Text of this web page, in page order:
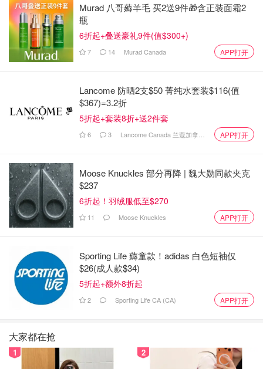
铁塔下方的特罗卡德罗花园设立了一个冠军公园，每天
17:30至19:00会组织各种表演和活动，为前一天获得奖牌的
运动员的出色表现而喝彩，所有奖牌获得者将首次受邀与数
千名粉丝见面。这里还将搭建三项铁人赛、公路自行车赛以
众带来更好的观赛体验。
大皇宫
Murad 八哥薅羊毛 买2送9件🎁含正装面霜2
瓶
6折起+叠送豪礼9件(值$300+)
7 14 Murad Canada APP打开
Lancome 防晒2支$50 菁纯水套装$116(值
$367)=3.2折
5折起+套装8折+送2件套
6 3 Lancome Canada 兰蔻加拿大官网 APP打开
Moose Knuckles 部分再降 | 魏大勋同款夹克
$237
6折起！羽绒服低至$270
11 Moose Knuckles APP打开
Sporting Life 薅童款！adidas 白色短袖仅
$26(成人款$34)
5折起+额外8折起
2 Sporting Life CA (CA) APP打开
大家都在抢
1 2